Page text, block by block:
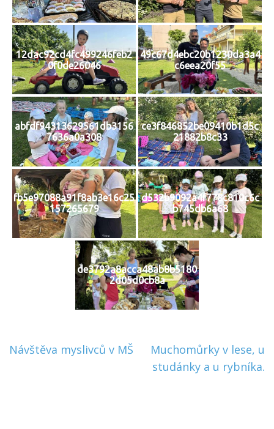
12dac92cd4fc499246feb2
0f0de26046
49c67d4ebc20b1230da3a4
c6eea20f55
abfdf94313629561db3156
7636a0a308
ce3f846852be09410b1d5c
21882b8c33
fb5e97088a91f8ab3e16c25
157265679
d532b9092a4f778c810c6c
b745db6a68
de3792a8acca48ab8b5180
2d05d0cb8a
Navigace
Návštěva myslivců v MŠ
Muchomůrky v lese, u
studánky a u rybníka.